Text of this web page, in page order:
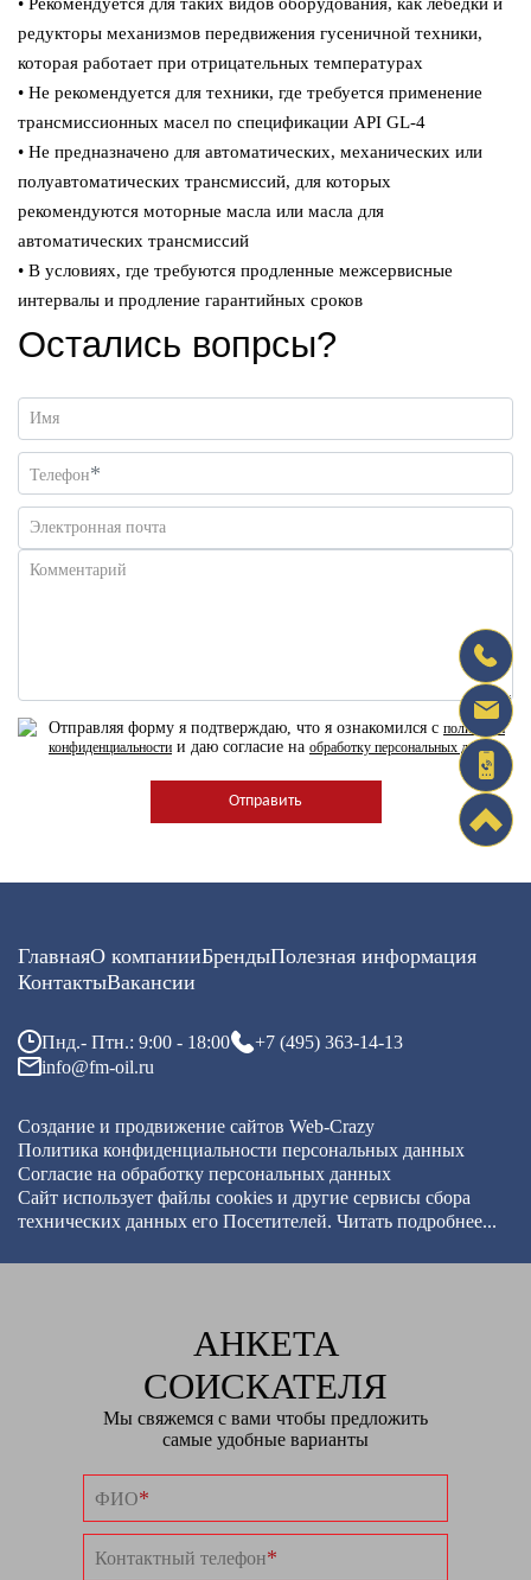
редукторы механизмов передвижения гусеничной техники,
которая работает при отрицательных температурах
• Не рекомендуется для техники, где требуется применение
трансмиссионных масел по спецификации API GL-4
• Не предназначено для автоматических, механических или
полуавтоматических трансмиссий, для которых
рекомендуются моторные масла или масла для
автоматических трансмиссий
• В условиях, где требуются продленные межсервисные
интервалы и продление гарантийных сроков
Остались вопрсы?
Имя
Телефон*
Электронная почта
Комментарий
Отправляя форму я подтверждаю, что я ознакомился с политикой
конфиденциальности и даю согласие на обработку персональных данных
ГлавнаяО компанииБрендыПолезная информация
КонтактыВакансии
Пнд.- Птн.: 9:00 - 18:00
+7 (495) 363-14-13
info@fm-oil.ru
Создание и продвижение сайтов Web-Crazy
Политика конфиденциальности персональных данных
Согласие на обработку персональных данных
Сайт использует файлы cookies и другие сервисы сбора
технических данных его Посетителей. Читать подробнее...
АНКЕТА
СОИСКАТЕЛЯ
Мы свяжемся с вами чтобы предложить
самые удобные варианты
ФИО*
Контактный телефон*